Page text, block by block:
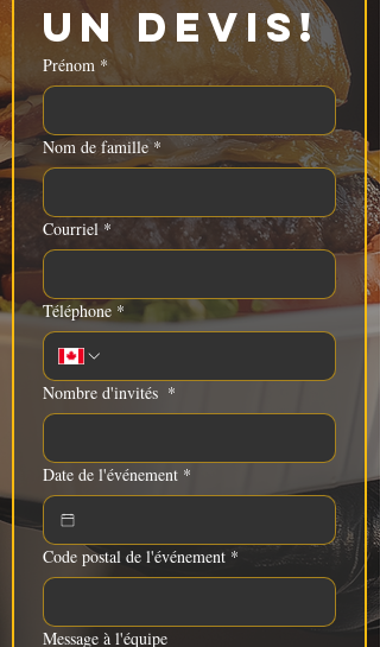
un devis!
Prénom *
Nom de famille *
Courriel *
Téléphone *
Nombre d'invités *
Date de l'événement *
Code postal de l'événement *
Message à l'équipe